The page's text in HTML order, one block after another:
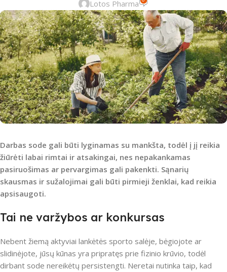
Lotos Pharma
Darbas sode gali būti lyginamas su mankšta, todėl į jį reikia
žiūrėti labai rimtai ir atsakingai, nes nepakankamas
pasiruošimas ar pervargimas gali pakenkti. Sąnarių
skausmas ir sužalojimai gali būti pirmieji ženklai, kad reikia
apsisaugoti.
Tai ne varžybos ar konkursas
Nebent žiemą aktyviai lankėtės sporto salėje, bėgiojote ar
slidinėjote, jūsų kūnas yra pripratęs prie fizinio krūvio, todėl
dirbant sode nereikėtų persistengti. Neretai nutinka taip, kad